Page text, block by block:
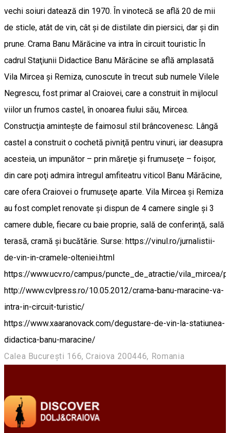
vechi soiuri datează din 1970. În vinotecă se află 20 de mii
de sticle, atât de vin, cât şi de distilate din piersici, dar şi din
prune. Crama Banu Mărăcine va intra în circuit touristic În
cadrul Staţiunii Didactice Banu Mărăcine se află amplasată
Vila Mircea şi Remiza, cunoscute în trecut sub numele Vilele
Negrescu, fost primar al Craiovei, care a construit în mijlocul
viilor un frumos castel, în onoarea fiului său, Mircea.
Construcţia aminteşte de faimosul stil brâncovenesc. Lângă
castel a construit o cochetă pivniţă pentru vinuri, iar deasupra
acesteia, un impunător – prin măreţie şi frumuseţe – foişor,
din care poţi admira întregul amfiteatru viticol Banu Mărăcine,
care ofera Craiovei o frumuseţe aparte. Vila Mircea şi Remiza
au fost complet renovate şi dispun de 4 camere single şi 3
camere duble, fiecare cu baie proprie, sală de conferinţă, sală
terasă, cramă şi bucătărie. Surse: https://vinul.ro/jurnalistii-
de-vin-in-cramele-olteniei.html
https://www.ucv.ro/campus/puncte_de_atractie/vila_mircea/
http://www.cvlpress.ro/10.05.2012/crama-banu-maracine-va-
intra-in-circuit-turistic/
https://www.xaaranovack.com/degustare-de-vin-la-statiunea-
didactica-banu-maracine/
Calea București 166, Craiova 200446, Romania